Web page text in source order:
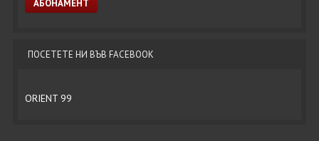
ПОСЕТЕТЕ НИ ВЪВ FACEBOOK
ORIENT 99